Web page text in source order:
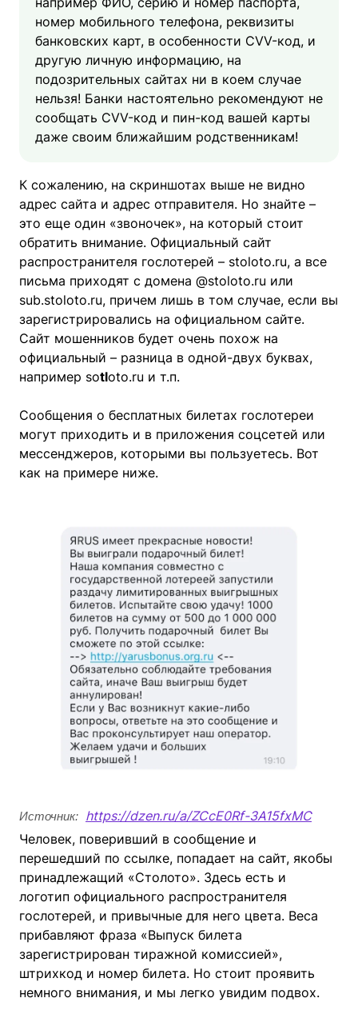
номер мобильного телефона, реквизиты
банковских карт, в особенности CVV-код, и
другую личную информацию, на
подозрительных сайтах ни в коем случае
нельзя! Банки настоятельно рекомендуют не
сообщать CVV-код и пин-код вашей карты
даже своим ближайшим родственникам!
К сожалению, на скриншотах выше не видно
адрес сайта и адрес отправителя. Но знайте –
это еще один «звоночек», на который стоит
обратить внимание. Официальный сайт
распространителя гослотерей – stoloto.ru, а все
письма приходят с домена @stoloto.ru или
sub.stoloto.ru, причем лишь в том случае, если вы
зарегистрировались на официальном сайте.
Сайт мошенников будет очень похож на
официальный – разница в одной-двух буквах,
например sotloto.ru и т.п.
Сообщения о бесплатных билетах гослотереи
могут приходить и в приложения соцсетей или
мессенджеров, которыми вы пользуетесь. Вот
как на примере ниже.
Источник:
https://dzen.ru/a/ZCcE0Rf-3A15fxMC
Человек, поверивший в сообщение и
перешедший по ссылке, попадает на сайт, якобы
принадлежащий «Столото». Здесь есть и
логотип официального распространителя
гослотерей, и привычные для него цвета. Веса
прибавляют фраза «Выпуск билета
зарегистрирован тиражной комиссией»,
штрихкод и номер билета. Но стоит проявить
немного внимания, и мы легко увидим подвох.